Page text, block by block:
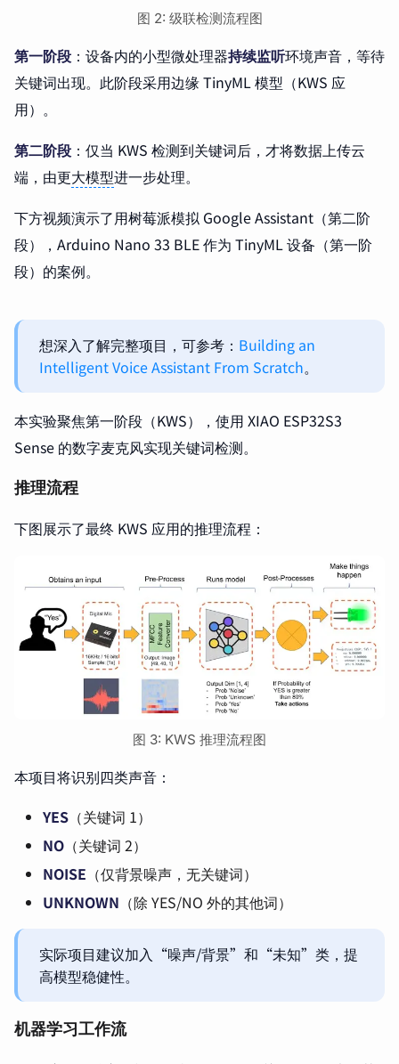
图 2: 级联检测流程图
第一阶段 ：设备内的小型微处理器持续监听环境声音，等待
关键词出现。此阶段采用边缘 TinyML 模型（KWS 应
用）。
第二阶段 ：仅当 KWS 检测到关键词后，才将数据上传云
端，由更大模型进一步处理。
下方视频演示了用树莓派模拟 Google Assistant（第二阶
段），Arduino Nano 33 BLE 作为 TinyML 设备（第一阶
段）的案例。
想深入了解完整项目，可参考： Building an
Intelligent Voice Assistant From Scratch。
本实验聚焦第一阶段（KWS），使用 XIAO ESP32S3
Sense 的数字麦克风实现关键词检测。
推理流程
下图展示了最终 KWS 应用的推理流程：
图 3: KWS 推理流程图
本项目将识别四类声音：
YES （关键词 1）
NO （关键词 2）
NOISE （仅背景噪声，无关键词）
UNKNOWN （除 YES/NO 外的其他词）
实际项目建议加入“噪声/背景”和“未知”类，提
高模型稳健性。
机器学习工作流